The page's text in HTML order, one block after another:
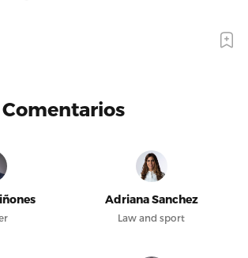
Adriana Sanchez
Law and sport